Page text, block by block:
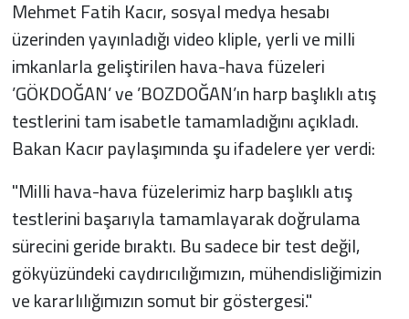
Mehmet Fatih Kacır, sosyal medya hesabı
üzerinden yayınladığı video kliple, yerli ve milli
imkanlarla geliştirilen hava-hava füzeleri
’GÖKDOĞAN’ ve ’BOZDOĞAN’ın harp başlıklı atış
testlerini tam isabetle tamamladığını açıkladı.
Bakan Kacır paylaşımında şu ifadelere yer verdi:
"Milli hava-hava füzelerimiz harp başlıklı atış
testlerini başarıyla tamamlayarak doğrulama
sürecini geride bıraktı. Bu sadece bir test değil,
gökyüzündeki caydırıcılığımızın, mühendisliğimizin
ve kararlılığımızın somut bir göstergesi."